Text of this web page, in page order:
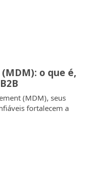
o que é,
(MDM), seus
fortalecem a